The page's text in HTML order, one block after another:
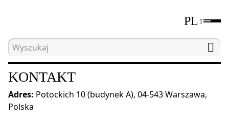
PL
Strona główna Kontakt
KONTAKT
Adres: Potockich 10 (budynek A), 04-543 Warszawa,
Polska